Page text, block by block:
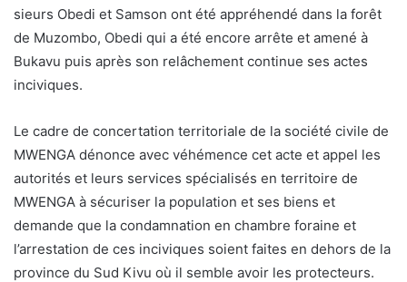
sieurs Obedi et Samson ont été appréhendé dans la forêt
de Muzombo, Obedi qui a été encore arrête et amené à
Bukavu puis après son relâchement continue ses actes
inciviques.
Le cadre de concertation territoriale de la société civile de
MWENGA dénonce avec véhémence cet acte et appel les
autorités et leurs services spécialisés en territoire de
MWENGA à sécuriser la population et ses biens et
demande que la condamnation en chambre foraine et
l’arrestation de ces inciviques soient faites en dehors de la
province du Sud Kivu où il semble avoir les protecteurs.